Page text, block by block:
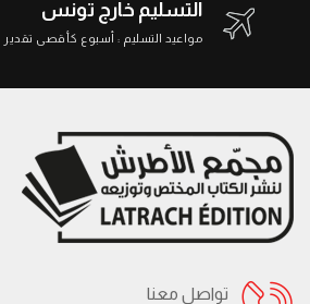
التسليم خارج تونس
مواعيد التسليم : أسبوع كأقصى تقدير
تواصل معنا